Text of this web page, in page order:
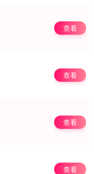
查看
查看
查看
查看